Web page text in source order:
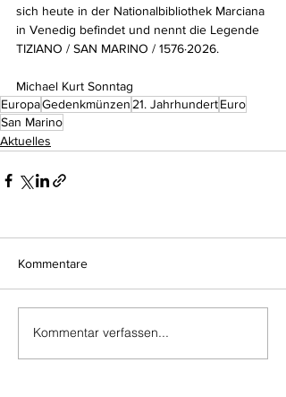
sich heute in der Nationalbibliothek Marciana
in Venedig befindet und nennt die Legende
TIZIANO / SAN MARINO / 1576·2026.
Michael Kurt Sonntag
EuropaGedenkmünzen 21. JahrhundertEuro
San Marino
Aktuelles
Kommentare
Kommentar verfassen...